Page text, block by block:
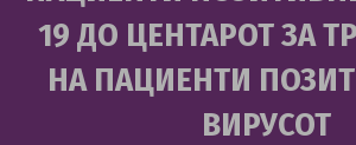
19 ДО ЦЕНТАРОТ ЗА
НА ПАЦИЕНТИ
ВИРУСОТ